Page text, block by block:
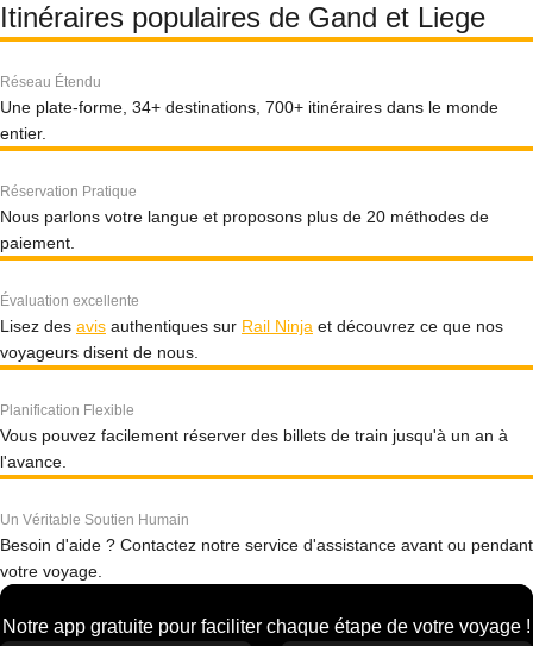
Itinéraires populaires de Gand et Liege
Réseau Étendu
Une plate-forme, 34+ destinations, 700+ itinéraires dans le monde
entier.
Réservation Pratique
Nous parlons votre langue et proposons plus de 20 méthodes de
paiement.
Évaluation excellente
Lisez des avis authentiques sur Rail Ninja et découvrez ce que nos
voyageurs disent de nous.
Planification Flexible
Vous pouvez facilement réserver des billets de train jusqu'à un an à
l'avance.
Un Véritable Soutien Humain
Besoin d'aide ? Contactez notre service d'assistance avant ou pendant
votre voyage.
Notre app gratuite pour faciliter chaque étape de votre voyage !